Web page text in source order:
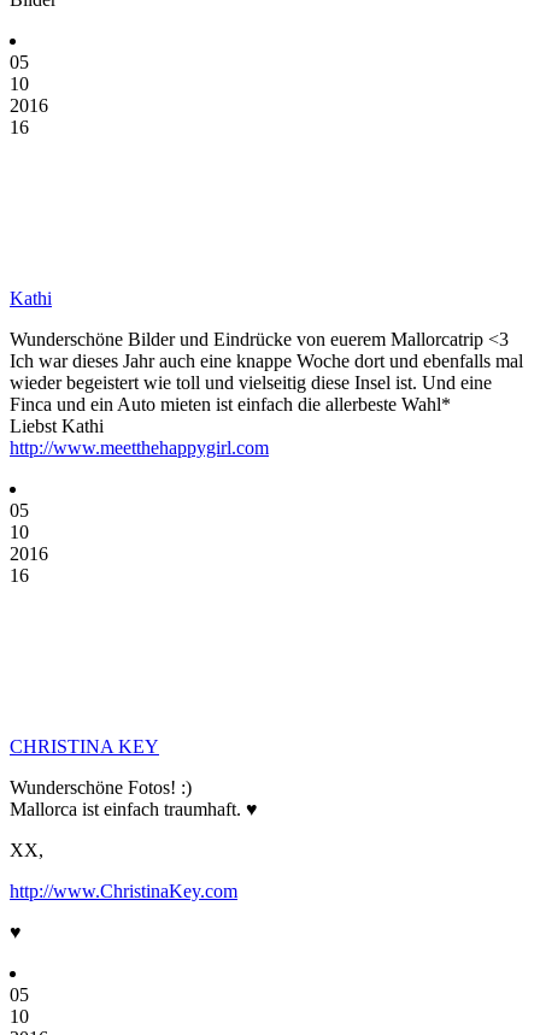
05
10
2016
16
Kathi
Wunderschöne Bilder und Eindrücke von euerem Mallorcatrip <3
Ich war dieses Jahr auch eine knappe Woche dort und ebenfalls mal
wieder begeistert wie toll und vielseitig diese Insel ist. Und eine
Finca und ein Auto mieten ist einfach die allerbeste Wahl*
Liebst Kathi
http://www.meetthehappygirl.com
05
10
2016
16
CHRISTINA KEY
Wunderschöne Fotos! :)
Mallorca ist einfach traumhaft. ♥
XX,
http://www.ChristinaKey.com
♥
05
10